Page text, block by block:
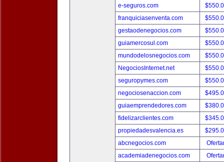
e-seguros.com
franquiciasenventa.com
gestaodenegocios.com
guiamercosul.com
mundodelosnegocios.com
NegociosInternet.net
seguropymes.com
negociosenaccion.com
guiaemprendedores.com
fidelizarclientes.com
propiedadesvalencia.es
abcnegocios.com
academiadenegocios.com